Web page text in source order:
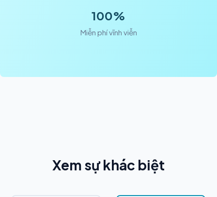
100%
Miễn phí vĩnh viễn
Xem sự khác biệt